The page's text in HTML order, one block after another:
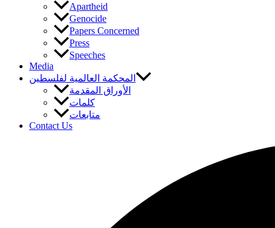
Apartheid
Genocide
Papers Concerned
Press
Speeches
Media
المحكمة العالمية لفلسطين
الأوراق المقدمة
كلمات
متابعات
Contact Us